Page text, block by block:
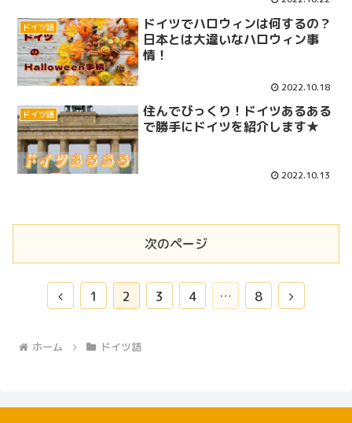
ドイツ語
ドイツでハロウィンは何するの？
日本とは大違いなハロウィン事
情！
2022.10.18
ドイツ語
住んでびっくり！ドイツあるある
で勝手にドイツを紹介します★
2022.10.13
次のページ
前
1 2 3 4 … 8
次
ホーム ドイツ語